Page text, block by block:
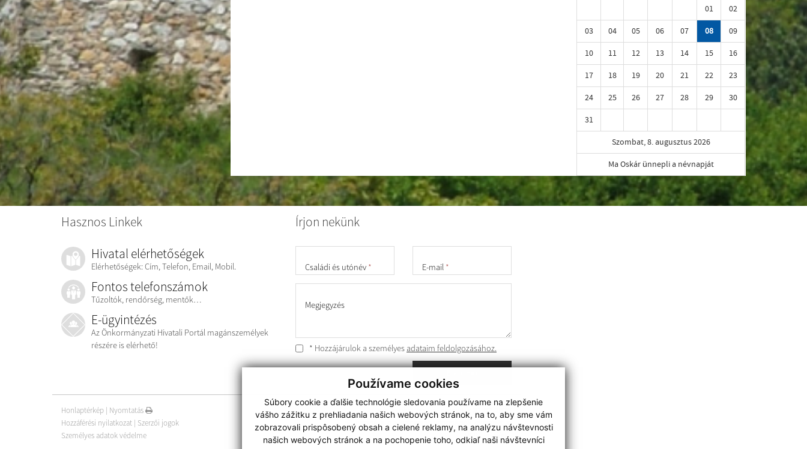
Používame cookies
Súbory cookie a ďalšie technológie sledovania používame na zlepšenie
vášho zážitku z prehliadania našich webových stránok, na to, aby sme vám
zobrazovali prispôsobený obsah a cielené reklamy, na analýzu návštevnosti
našich webových stránok a na pochopenie toho, odkiaľ naši návštevníci
01
02
03
04 05 06 07 08
09
10
11 12 13 14 15
16
17
18 19 20 21 22
23
24
25 26 27 28 29
30
31
Szombat, 8. augusztus 2026
Ma Oskár ünnepli a névnapját
Írjon nekünk
Családi és utónév * E-mail *
Megjegyzés
* Hozzájárulok a személyes adataim feldolgozásához.
Hasznos Linkek
Hivatal elérhetőségek
Elérhetőségek: Cím, Telefon, Email, Mobil.
Fontos telefonszámok
Tűzoltók, rendőrség, mentők…
E-ügyintézés
Az Önkormányzati Hivatali Portál magánszemélyek
részére is elérhető!
A legutolsó frissítés időpontja:
31.07.2026
használja ki a legfrissebb információk követését az
RSS funkcióval
Honlaptérkép | Nyomtatás
Hozzáférési nyilatkozat | Szerzői jogok
Személyes adatok védelme